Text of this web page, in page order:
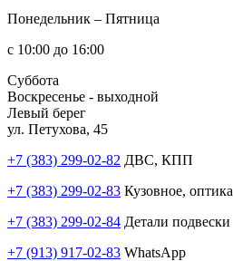
Понедельник – Пятница
с 10:00 до 16:00
Суббота
Воскресенье - выходной
Левый берег
ул. Петухова, 45
+7 (383) 299-02-82 ДВС, КПП
+7 (383) 299-02-83 Кузовное, оптика
+7 (383) 299-02-84 Детали подвески
+7 (913) 917-02-83 WhatsApp